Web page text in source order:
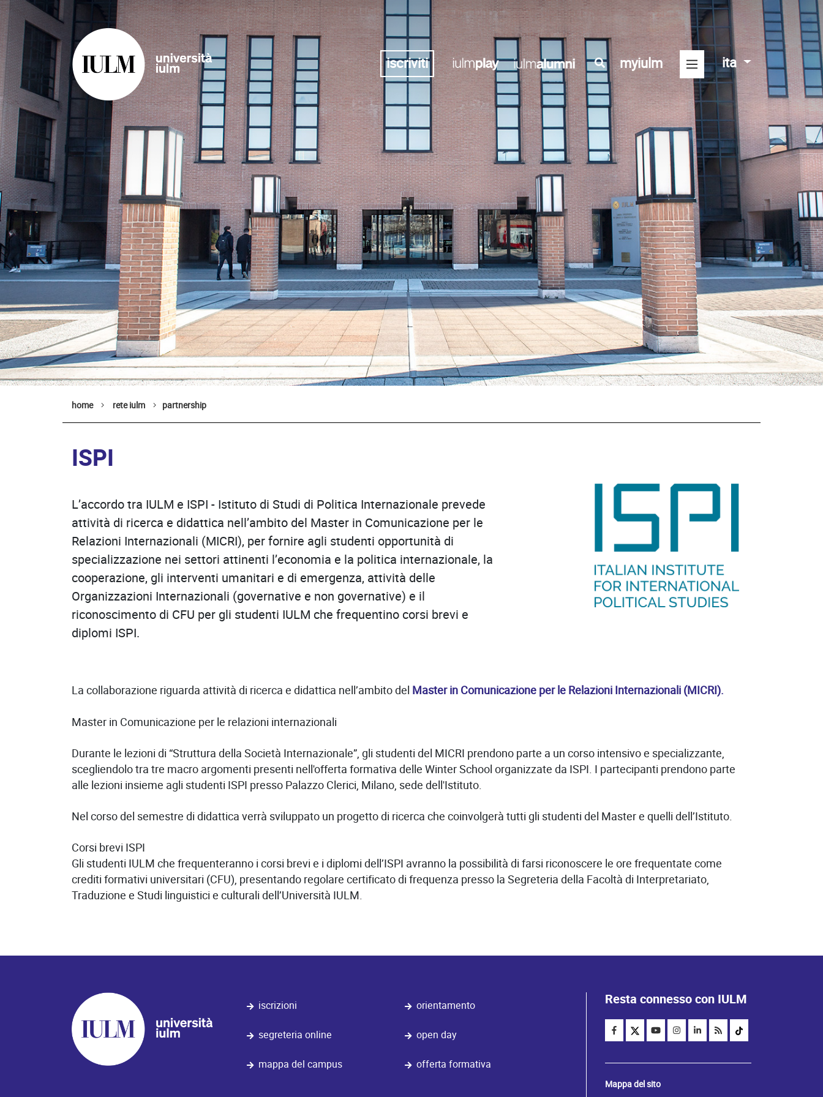
iscriviti myiulm ita
home rete iulm partnership
ISPI
L’accordo tra IULM e ISPI - Istituto di Studi di Politica Internazionale prevede
attività di ricerca e didattica nell’ambito del Master in Comunicazione per le
Relazioni Internazionali (MICRI), per fornire agli studenti opportunità di
specializzazione nei settori attinenti l’economia e la politica internazionale, la
cooperazione, gli interventi umanitari e di emergenza, attività delle
Organizzazioni Internazionali (governative e non governative) e il
riconoscimento di CFU per gli studenti IULM che frequentino corsi brevi e
diplomi ISPI.
La collaborazione riguarda attività di ricerca e didattica nell’ambito del Master in Comunicazione per le Relazioni Internazionali (MICRI).
Master in Comunicazione per le relazioni internazionali
Durante le lezioni di “Struttura della Società Internazionale”, gli studenti del MICRI prendono parte a un corso intensivo e specializzante,
scegliendolo tra tre macro argomenti presenti nell'offerta formativa delle Winter School organizzate da ISPI. I partecipanti prendono parte
alle lezioni insieme agli studenti ISPI presso Palazzo Clerici, Milano, sede dell'Istituto.
Nel corso del semestre di didattica verrà sviluppato un progetto di ricerca che coinvolgerà tutti gli studenti del Master e quelli dell’Istituto.
Corsi brevi ISPI
Gli studenti IULM che frequenteranno i corsi brevi e i diplomi dell’ISPI avranno la possibilità di farsi riconoscere le ore frequentate come
crediti formativi universitari (CFU), presentando regolare certificato di frequenza presso la Segreteria della Facoltà di Interpretariato,
Traduzione e Studi linguistici e culturali dell’Università IULM.
iscrizioni
segreteria online
mappa del campus
orientamento
open day
offerta formativa
Resta connesso con IULM
Mappa del sito